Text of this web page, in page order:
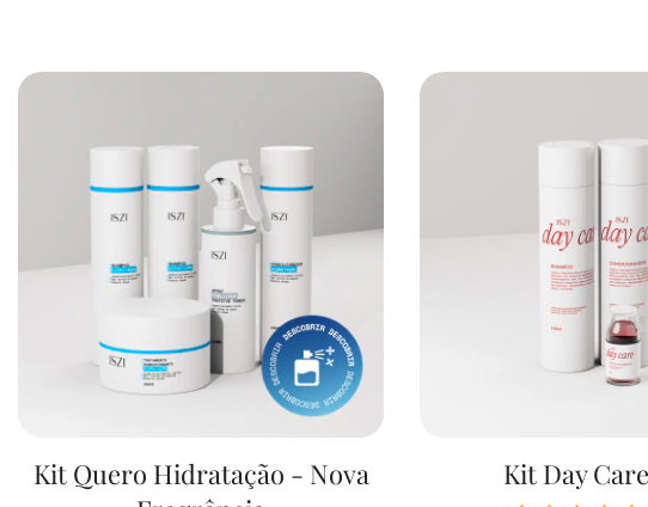
Kit Quero Hidratação - Nova
Kit Day